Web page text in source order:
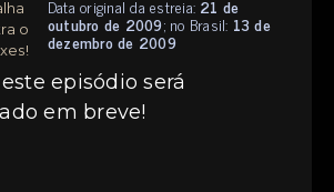
o
Data original da estreia: 21 de
outubro de 2009; no Brasil: 13 de
dezembro de 2009
episódio será
em breve!